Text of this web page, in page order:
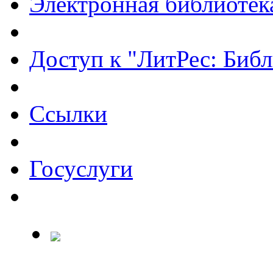
Доступ к "ЛитРес:
Ссылки
Госуслуги